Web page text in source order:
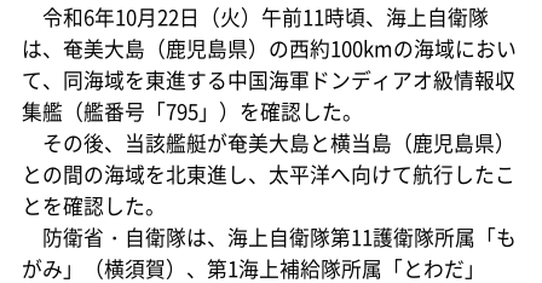
令和6年10月22日（火）午前11時頃、海上自衛隊
は、奄美大島（鹿児島県）の西約100kmの海域におい
て、同海域を東進する中国海軍ドンディアオ級情報収
集艦（艦番号「795」）を確認した。
その後、当該艦艇が奄美大島と横当島（鹿児島県）
との間の海域を北東進し、太平洋へ向けて航行したこ
とを確認した。
防衛省・自衛隊は、海上自衛隊第11護衛隊所属「も
がみ」（横須賀）、第1海上補給隊所属「とわだ」